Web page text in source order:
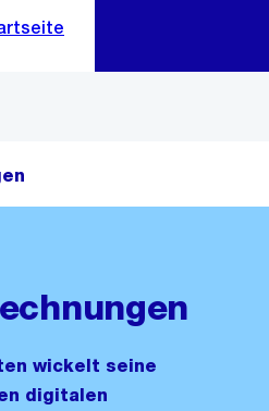
ein
wickelt seine
digitalen